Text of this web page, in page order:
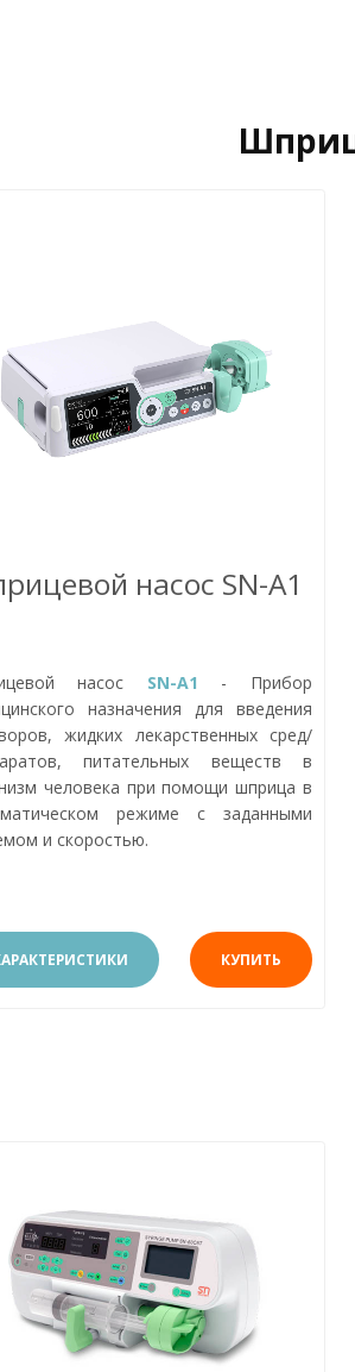
насос SN-A1
насос SN-A1
- Прибор
назначения для введения
жидких лекарственных сред/
питательных веществ в
человека при помощи шприца в
режиме с заданными
и скоростью.
КУПИТЬ